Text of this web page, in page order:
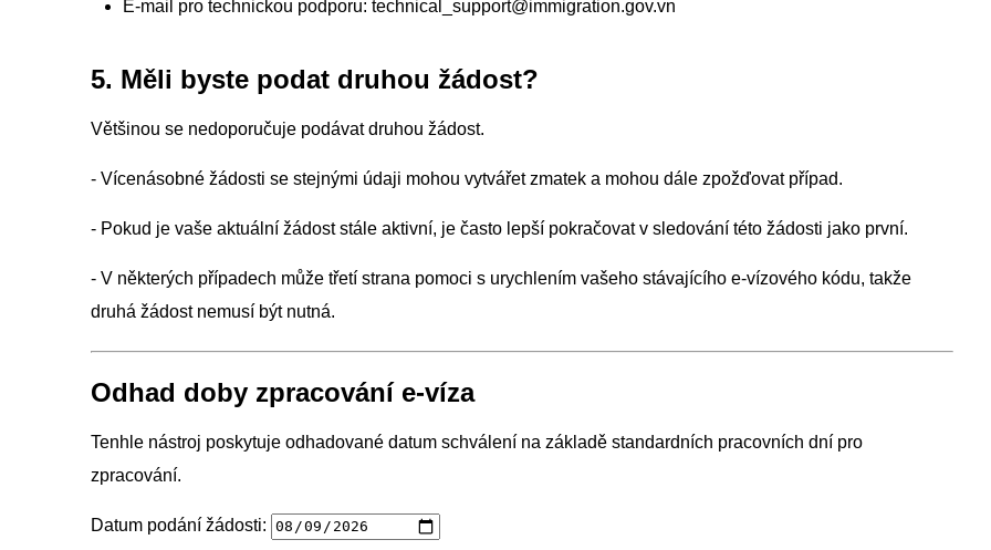
E-mail pro technickou podporu: technical_support@immigration.gov.vn
5. Měli byste podat druhou žádost?
Většinou se nedoporučuje podávat druhou žádost.
- Vícenásobné žádosti se stejnými údaji mohou vytvářet zmatek a mohou dále zpožďovat případ.
- Pokud je vaše aktuální žádost stále aktivní, je často lepší pokračovat v sledování této žádosti jako první.
- V některých případech může třetí strana pomoci s urychlením vašeho stávajícího e-vízového kódu, takže
druhá žádost nemusí být nutná.
Odhad doby zpracování e-víza
Tenhle nástroj poskytuje odhadované datum schválení na základě standardních pracovních dní pro
zpracování.
Datum podání žádosti: